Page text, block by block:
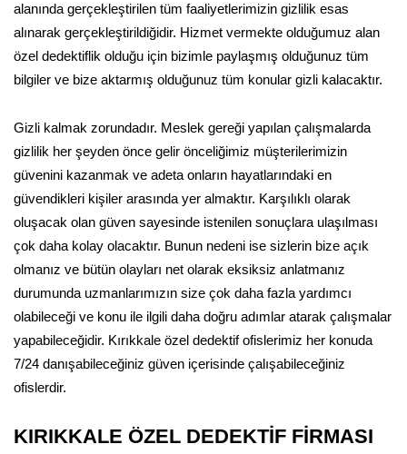
alanında gerçekleştirilen tüm faaliyetlerimizin gizlilik esas
alınarak gerçekleştirildiğidir. Hizmet vermekte olduğumuz alan
özel dedektiflik olduğu için bizimle paylaşmış olduğunuz tüm
bilgiler ve bize aktarmış olduğunuz tüm konular gizli kalacaktır.
Gizli kalmak zorundadır. Meslek gereği yapılan çalışmalarda
gizlilik her şeyden önce gelir önceliğimiz müşterilerimizin
güvenini kazanmak ve adeta onların hayatlarındaki en
güvendikleri kişiler arasında yer almaktır. Karşılıklı olarak
oluşacak olan güven sayesinde istenilen sonuçlara ulaşılması
çok daha kolay olacaktır. Bunun nedeni ise sizlerin bize açık
olmanız ve bütün olayları net olarak eksiksiz anlatmanız
durumunda uzmanlarımızın size çok daha fazla yardımcı
olabileceği ve konu ile ilgili daha doğru adımlar atarak çalışmalar
yapabileceğidir. Kırıkkale özel dedektif ofislerimiz her konuda
7/24 danışabileceğiniz güven içerisinde çalışabileceğiniz
ofislerdir.
KIRIKKALE ÖZEL DEDEKTİF FİRMASI